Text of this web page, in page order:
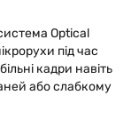
система Optical
під час
кадри навіть
або слабкому